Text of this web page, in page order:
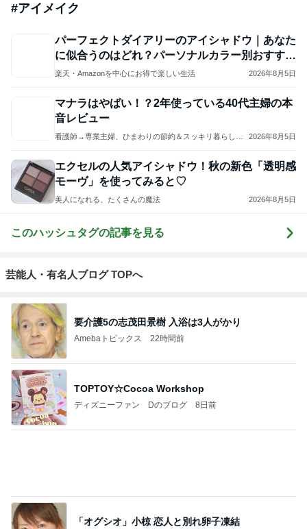
#アイメイク
パーフェクトダイアリーのアイシャドウ｜あなた
に似合うのはどれ？パーソナルカラー別おすすめ
パレット
楽天・Amazonを中心にお得で楽しい生活 2026年8月5日
マナラはやばい！？2年使っている40代主婦の本
音レビュー
看護師→専業主婦、ひまわりの節約＆スッキリ暮らしブ
2026年8月5日
エクセルの人気アイシャドウ！秋の新色「透明感
モーヴ」を使ってみると♡
美人になれる、たくさんの魔法 2026年8月5日
このハッシュタグの記事を見る
芸能人・有名人ブログ TOPへ
要介護5の志茂田景樹 入浴は3人がかり
Amebaトピックス 22時間前
TOPTOY☆Cocoa Workshop
ディズニーファン Dのブログ 8日前
開卡